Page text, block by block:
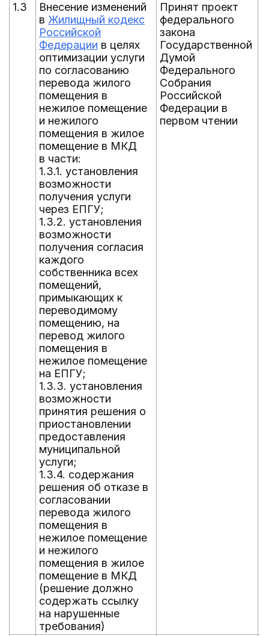
1.3
Внесение изменений
в Жилищный кодекс
Российской
Федерации в целях
оптимизации услуги
по согласованию
перевода жилого
помещения в
нежилое помещение
и нежилого
помещения в жилое
помещение в МКД
в части:
1.3.1. установления
возможности
получения услуги
через ЕПГУ;
1.3.2. установления
возможности
получения согласия
каждого
собственника всех
помещений,
примыкающих к
переводимому
помещению, на
перевод жилого
помещения в
нежилое помещение
на ЕПГУ;
1.3.3. установления
возможности
принятия решения о
приостановлении
предоставления
муниципальной
услуги;
1.3.4. содержания
решения об отказе в
согласовании
перевода жилого
помещения в
нежилое помещение
и нежилого
помещения в жилое
помещение в МКД
(решение должно
содержать ссылку
на нарушенные
требования)
Принят проект
федерального
закона
Государственной
Думой
Федерального
Собрания
Российской
Федерации в
первом чтении